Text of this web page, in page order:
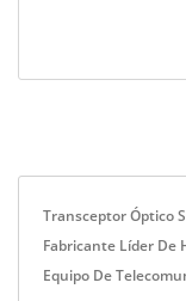
Transceptor Óptico
Fabricante Líder De
Equipo De